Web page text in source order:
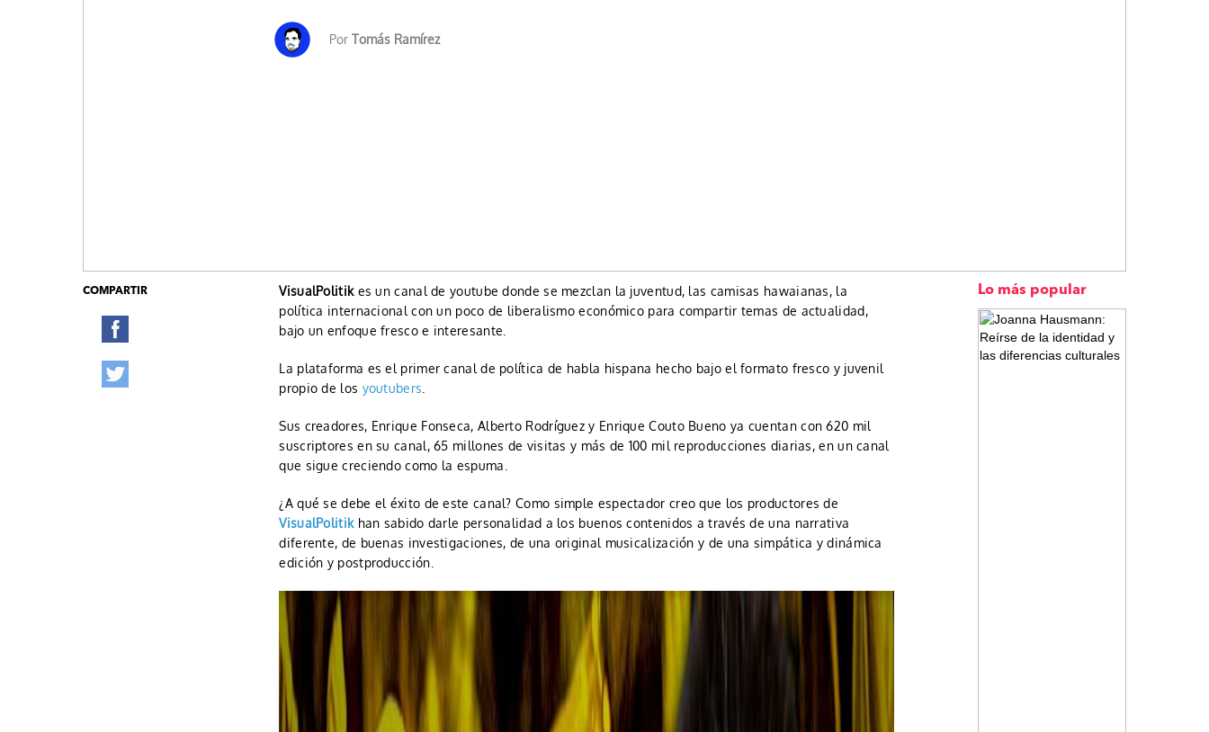
Por Tomás Ramírez
COMPARTIR VisualPolitikes un canal de youtube donde se mezclan la juventud, las camisas hawaianas, la
política internacional con un poco de liberalismo económico para compartir temas de actualidad,
bajo un enfoque fresco e interesante.
La plataforma es el primer canal de política de habla hispana hecho bajo el formato fresco y juvenil
propio de los youtubers
Sus creadores, Enrique Fonseca, Alberto Rodríguez y Enrique Couto Bueno ya cuentan con 620 mil
suscriptores en su canal, 65 millones de visitas y más de 100 mil reproducciones diarias, en un canal
que sigue creciendo como la espuma.
¿A qué se debe el éxito de este canal? Como simple espectador creo que los productores de
VisualPolitik han sabido darle personalidad a los buenos contenidos a través de una narrativa
diferente, de buenas investigaciones, de una original musicalización y de una simpática y dinámica
edición y postproducción.
Lo más popular